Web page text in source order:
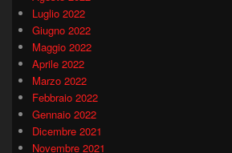
Luglio 2022
Giugno 2022
Maggio 2022
Aprile 2022
Marzo 2022
Febbraio 2022
Gennaio 2022
Dicembre 2021
Novembre 2021